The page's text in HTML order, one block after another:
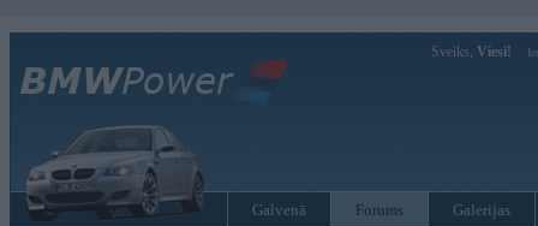
Sveiks, Viesi!
Galvenā Forums Galerijas